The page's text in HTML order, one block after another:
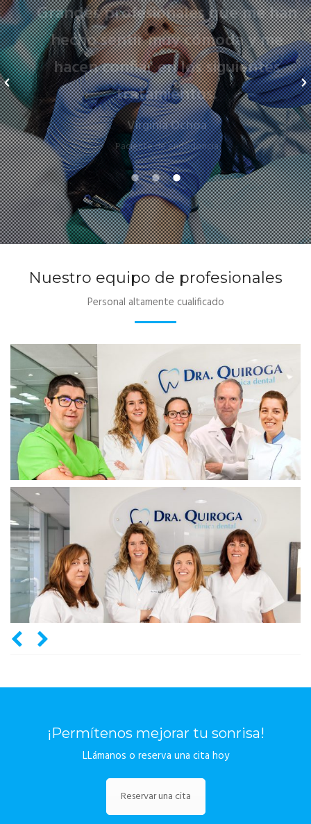
Grandes profesionales que me han
hecho sentir muy cómoda y me
hacen confiar en los siguientes
tratamientos.
Virginia Ochoa
Paciente de endodoncia
Nuestro equipo de profesionales
Personal altamente cualificado
¡Permítenos mejorar tu sonrisa!
LLámanos o reserva una cita hoy
Reservar una cita